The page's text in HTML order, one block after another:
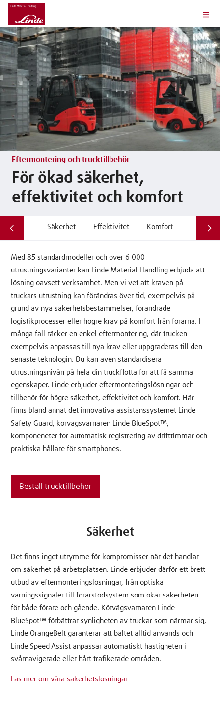
Eftermontering och trucktillbehör
För ökad säkerhet,
effektivitet och komfort
Säkerhet Effektivitet Komfort
Med 85 standardmodeller och över 6 000
utrustningsvarianter kan Linde Material Handling erbjuda ätt
lösning oavsett verksamhet. Men vi vet att kraven på
truckars utrustning kan förändras över tid, exempelvis på
grund av nya säkerhetsbestämmelser, förändrade
logistikprocesser eller högre krav på komfort från förarna. I
många fall räcker en enkel eftermontering, där trucken
exempelvis anpassas till nya krav eller uppgraderas till den
senaste teknologin. Du kan även standardisera
utrustningsnivån på hela din truckflotta för att få samma
egenskaper. Linde erbjuder eftermonteringslösningar och
tillbehör för högre säkerhet, effektivitet och komfort. Här
finns bland annat det innovativa assistanssystemet Linde
Safety Guard, körvägsvarnaren Linde BlueSpot™,
komponeneter för automatisk registrering av drifttimmar och
praktiska hållare för smartphones.
Beställ trucktillbehör
Säkerhet
Det finns inget utrymme för kompromisser när det handlar
om säkerhet på arbetsplatsen. Linde erbjuder därför ett brett
utbud av eftermonteringslösningar, från optiska
varningssignaler till förarstödsystem som ökar säkerheten
för både förare och gående. Körvägsvarnaren Linde
BlueSpot™ förbättrar synligheten av truckar som närmar sig,
Linde OrangeBelt garanterar att bältet alltid används och
Linde Speed Assist anpassar automatiskt hastigheten i
svårnavigerade eller hårt trafikerade områden.
Läs mer om våra säkerhetslösningar